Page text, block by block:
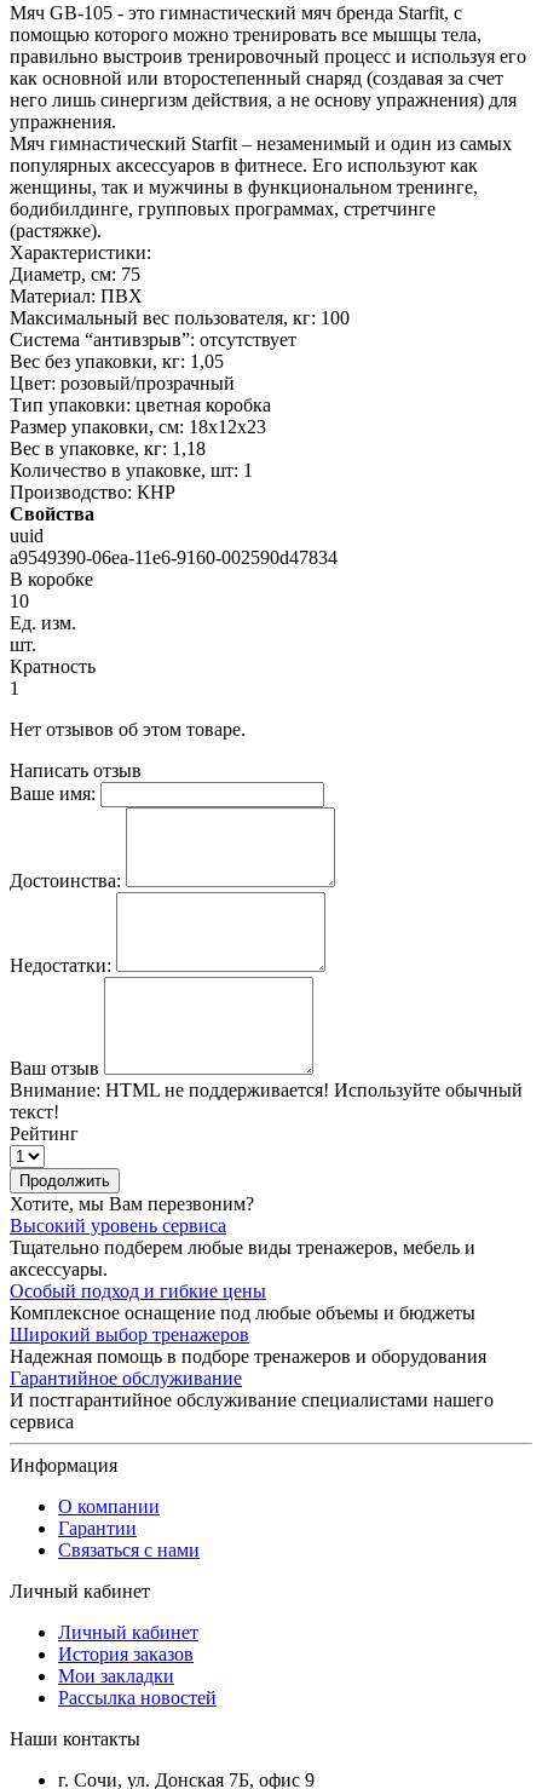
Мяч GB-105 - это гимнастический мяч бренда Starfit, с
помощью которого можно тренировать все мышцы тела,
правильно выстроив тренировочный процесс и используя его
как основной или второстепенный снаряд (создавая за счет
него лишь синергизм действия, а не основу упражнения) для
упражнения.
Мяч гимнастический Starfit – незаменимый и один из самых
популярных аксессуаров в фитнесе. Его используют как
женщины, так и мужчины в функциональном тренинге,
бодибилдинге, групповых программах, стретчинге
(растяжке).
Характеристики:
Диаметр, см: 75
Материал: ПВХ
Максимальный вес пользователя, кг: 100
Система “антивзрыв”: отсутствует
Вес без упаковки, кг: 1,05
Цвет: розовый/прозрачный
Тип упаковки: цветная коробка
Размер упаковки, см: 18х12х23
Вес в упаковке, кг: 1,18
Количество в упаковке, шт: 1
Производство: КНР
Свойства
uuid
a9549390-06ea-11e6-9160-002590d47834
В коробке
10
Ед. изм.
шт.
Кратность
1
Нет отзывов об этом товаре.
Написать отзыв
Ваше имя:
Достоинства:
Недостатки:
Ваш отзыв
Внимание: HTML не поддерживается! Используйте обычный
текст!
Рейтинг
Продолжить
Хотите, мы Вам перезвоним?
Высокий уровень сервиса
Тщательно подберем любые виды тренажеров, мебель и
аксессуары.
Особый подход и гибкие цены
Комплексное оснащение под любые объемы и бюджеты
Широкий выбор тренажеров
Надежная помощь в подборе тренажеров и оборудования
Гарантийное обслуживание
И постгарантийное обслуживание специалистами нашего
сервиса
Информация
О компании
Гарантии
Связаться с нами
Личный кабинет
Личный кабинет
История заказов
Мои закладки
Рассылка новостей
Наши контакты
г. Сочи, ул. Донская 7Б, офис 9